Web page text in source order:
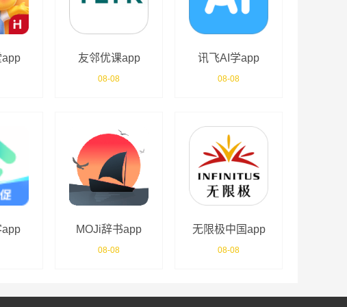
app 友邻优课app
08-08
讯飞AI学app
08-08
MOJi辞书app
08-08
无限极中国app
08-08